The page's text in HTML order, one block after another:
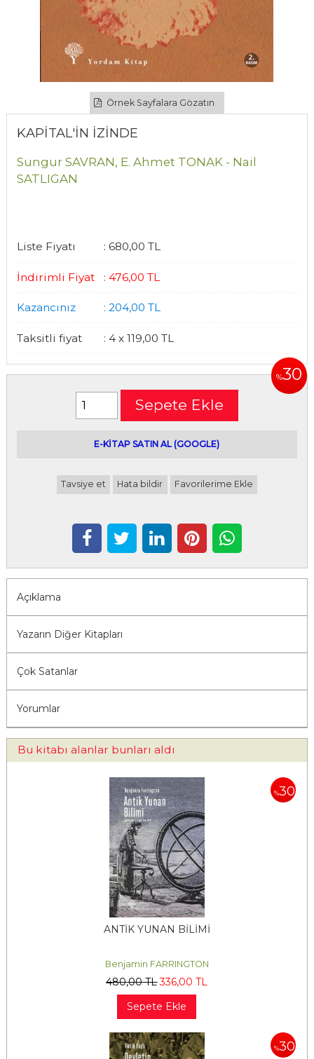
Örnek Sayfalara Gözatın
KAPİTAL'İN İZİNDE
Sungur SAVRAN, E. Ahmet TONAK - Nail
SATLIGAN
Liste Fiyatı : 680,00 TL
İndirimli Fiyat : 476,00 TL
Kazancınız : 204,00 TL
Taksitli fiyat : 4 x 119,00 TL
%30
Sepete Ekle
E-KİTAP SATIN AL (GOOGLE)
Tavsiye et Hata bildir Favorilerime Ekle
Açıklama
Yazarın Diğer Kitapları
Çok Satanlar
Yorumlar
Bu kitabı alanlar bunları aldı
%30
ANTİK YUNAN BİLİMİ
Benjamin FARRINGTON
480,00TL 336,00 TL
Sepete Ekle
%30